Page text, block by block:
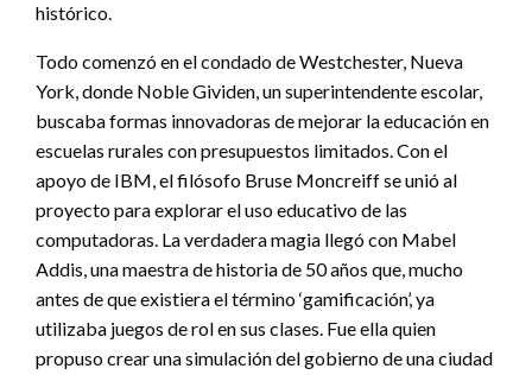
histórico.
Todo comenzó en el condado de Westchester, Nueva
York, donde Noble Gividen, un superintendente escolar,
buscaba formas innovadoras de mejorar la educación en
escuelas rurales con presupuestos limitados. Con el
apoyo de IBM, el filósofo Bruse Moncreiff se unió al
proyecto para explorar el uso educativo de las
computadoras. La verdadera magia llegó con Mabel
Addis, una maestra de historia de 50 años que, mucho
antes de que existiera el término ‘gamificación’, ya
utilizaba juegos de rol en sus clases. Fue ella quien
propuso crear una simulación del gobierno de una ciudad